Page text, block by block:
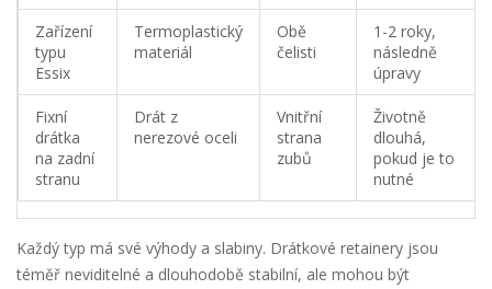
Zařízení
typu
Essix
Termoplastický
materiál
Obě
čelisti
1-2 roky,
následně
úpravy
Fixní
drátka
na zadní
stranu
Drát z
nerezové oceli
Vnitřní
strana
zubů
Životně
dlouhá,
pokud je to
nutné
Každý typ má své výhody a slabiny. Drátkové retainery jsou
téměř neviditelné a dlouhodobě stabilní, ale mohou být